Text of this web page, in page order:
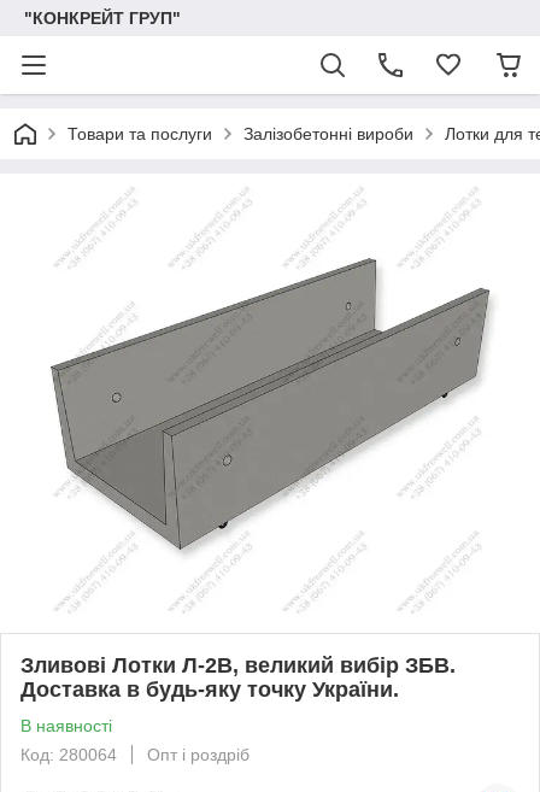
"КОНКРЕЙТ ГРУП"
Товари та послуги Залізобетонні вироби Лотки для
Зливові Лотки Л-2В, великий вибір ЗБВ.
Доставка в будь-яку точку України.
В наявності
Код: 280064
Опт і роздріб